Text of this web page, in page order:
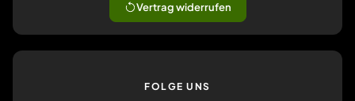
Vertrag widerrufen
FOLGE UNS